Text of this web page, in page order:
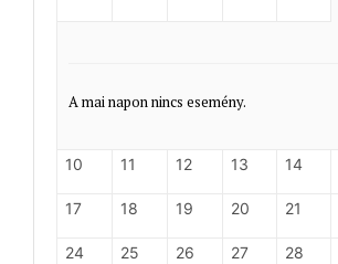
A mai napon nincs esemény.
10 11 12 13 14
17 18 19 20 21
24 25 26 27 28